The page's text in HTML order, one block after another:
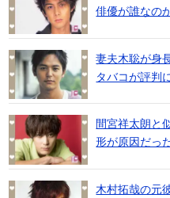
俳優が誰なの
妻夫木聡が身
タバコが評判
間宮祥太朗と
形が原因だっ
木村拓哉の元